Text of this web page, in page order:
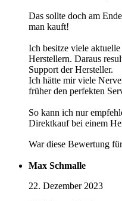
Das sollte doch am
man kauft!
Ich besitze viele
Herstellern. Daraus
Support der Hersteller.
Ich hätte mir viele
früher den perfekten
So kann ich nur
Direktkauf bei einem
War diese Bewertung
Max Schmalle
22. Dezember 2023